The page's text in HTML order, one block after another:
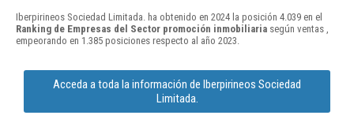
Iberpirineos Sociedad Limitada. ha obtenido en 2024 la posición 4.039 en el
Ranking de Empresas del Sector promoción inmobiliaria según ventas ,
empeorando en 1.385 posiciones respecto al año 2023.
Acceda a toda la información de Iberpirineos Sociedad
Limitada.